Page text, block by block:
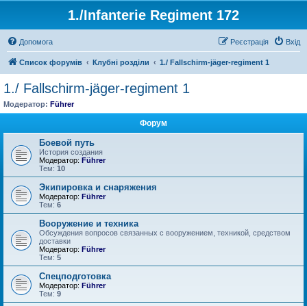
1./Infanterie Regiment 172
Допомога Вхід
Реєстрація
Список форумів Клубні розділи 1./ Fallschirm-jäger-regiment 1
1./ Fallschirm-jäger-regiment 1
Модератор: Führer
Форум
Боевой путь
История создания
Модератор: Führer
Тем: 10
Экипировка и снаряжения
Модератор: Führer
Тем: 6
Вооружение и техника
Обсуждения вопросов связанных с вооружением, техникой, средством
доставки
Модератор: Führer
Тем: 5
Спецподготовка
Модератор: Führer
Тем: 9